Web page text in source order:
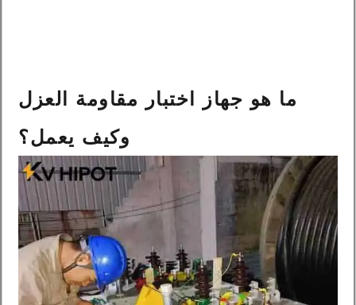
ما هو جهاز اختبار مقاومة العزل
وكيف يعمل؟